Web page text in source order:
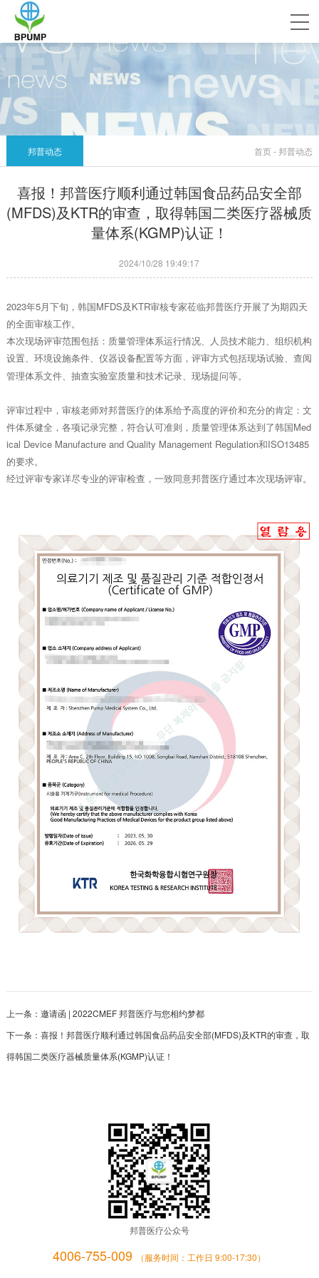
邦普动态 首页 - 邦普动态
喜报！邦普医疗顺利通过韩国食品药品安全部
(MFDS)及KTR的审查，取得韩国二类医疗器械质
量体系(KGMP)认证！
2024/10/28 19:49:17
2023年5月下旬，韩国MFDS及KTR审核专家莅临邦普医疗开展了为期四天
的全面审核工作。
本次现场评审范围包括：质量管理体系运行情况、人员技术能力、组织机构
设置、环境设施条件、仪器设备配置等方面， 评审方式包括现场试验、查阅
管理体系文件、抽查实验室质量和技术记录、现场提问等。
评审过程中，审核老师对邦普医疗的体系给予高度的评价和充分的肯定：文
件体系健全，各项记录完整，符合认可准则，质量管理体系达到了韩国Med
ical Device Manufacture and Quality Management Regulation和ISO13485
的要求。
经过评审专家详尽专业的评审检查，一致同意邦普医疗通过本次现场评审。
上一条： 邀请函 | 2022CMEF 邦普医疗与您相约梦都
下一条： 喜报！邦普医疗顺利通过韩国食品药品安全部(MFDS)及KTR的审查，取
得韩国二类医疗器械质量体系(KGMP)认证！
邦普医疗公众号
4006-755-009
（服务时间：工作日 9:00-17:30）